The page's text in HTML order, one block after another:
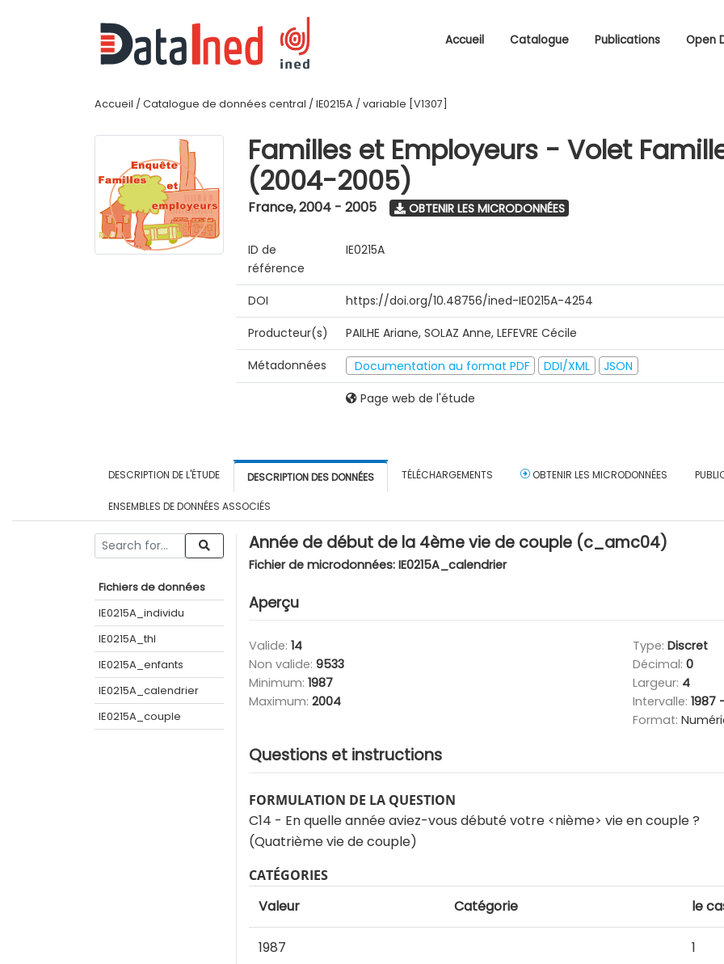
Accueil Catalogue Publications Open
Accueil / Catalogue de données central / IE0215A / variable [V1307]
Familles et Employeurs - Volet
(2004-2005)
France,2004 - 2005 OBTENIR LES MICRODONNÉES
ID de
référence
IE0215A
DOI
https://doi.org/10.48756/ined-IE0215A-4254
Producteur(s)
PAILHE Ariane, SOLAZ Anne, LEFEVRE Cécile
Métadonnées
Documentation au format PDF DDI/XML
JSON
Page web de l'étude
DESCRIPTION DE L'ÉTUDE DESCRIPTION DES DONNÉES TÉLÉCHARGEMENTS OBTENIR LES MICRODONNÉES
ENSEMBLES DE DONNÉES ASSOCIÉS
Fichiers de données
IE0215A_individu
IE0215A_thl
IE0215A_enfants
IE0215A_calendrier
IE0215A_couple
Année de début de la 4ème vie de couple (c_amc04)
Fichier de microdonnées: IE0215A_calendrier
Aperçu
Valide: 14
Non valide: 9533
Minimum: 1987
Maximum: 2004
Type: Discret
Décimal: 0
Largeur: 4
Intervalle: 1987
Format:
Questions et instructions
FORMULATION DE LA QUESTION
C14 - En quelle année aviez-vous débuté votre <nième> vie en couple ?
(Quatrième vie de couple)
CATÉGORIES
Valeur Catégorie le
1987 1